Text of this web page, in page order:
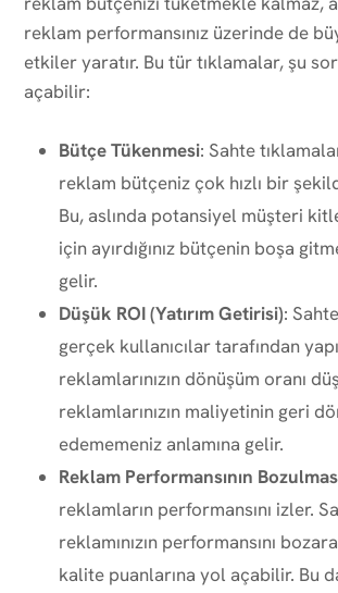
reklam performansınız üzerinde de
etkiler yaratır. Bu tür tıklamalar, şu
açabilir:
Bütçe Tükenmesi: Sahte
reklam bütçeniz çok hızlı bir
Bu, aslında potansiyel müşteri
için ayırdığınız bütçenin boşa
gelir.
Düşük ROI (Yatırım Getirisi):
gerçek kullanıcılar tarafından
reklamlarınızın dönüşüm oranı
reklamlarınızın maliyetinin geri
edememeniz anlamına gelir.
Reklam Performansının
reklamların performansını izler.
reklamınızın performansını
kalite puanlarına yol açabilir. Bu